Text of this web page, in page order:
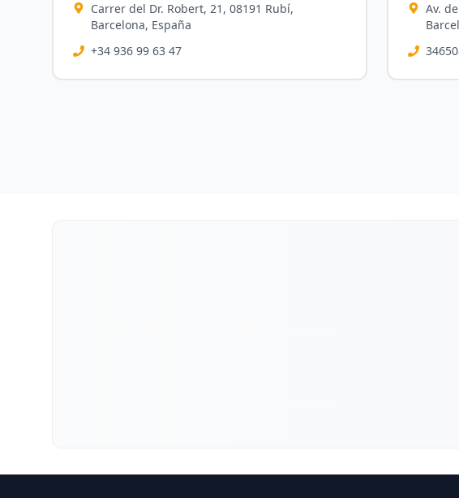
Carrer del Dr. Robert, 21, 08191 Rubí,
Barcelona, España
+34 936 99 63 47
Av.